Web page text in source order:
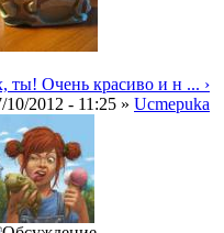
ты! Очень красиво и н ... ›
10/2012 - 11:25 » Ucmepuka